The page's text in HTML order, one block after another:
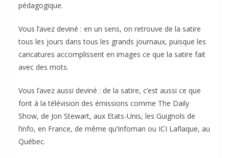
pédagogique.
Vous l’avez deviné : en un sens, on retrouve de la satire
tous les jours dans tous les grands journaux, puisque les
caricatures accomplissent en images ce que la satire fait
avec des mots.
Vous l’avez aussi deviné : de la satire, c’est aussi ce que
font à la télévision des émissions comme The Daily
Show, de Jon Stewart, aux Etats-Unis, les Guignols de
l’info, en France, de même qu’Infoman ou ICI Laflaque, au
Québec.